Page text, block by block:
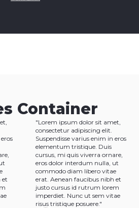
Container
et
"Lorem ipsum dolor sit amet,
consectetur adipiscing elit.
Suspendisse varius enim in eros
elementum tristique. Duis
cursus, mi quis viverra ornare,
eros dolor interdum nulla, ut
commodo diam libero vitae
erat. Aenean faucibus nibh et
justo cursus id rutrum lorem
imperdiet. Nunc ut sem vitae
risus tristique posuere."